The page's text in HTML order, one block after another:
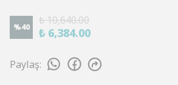
%40
₺ 10,640.00
₺ 6,384.00
Paylaş: